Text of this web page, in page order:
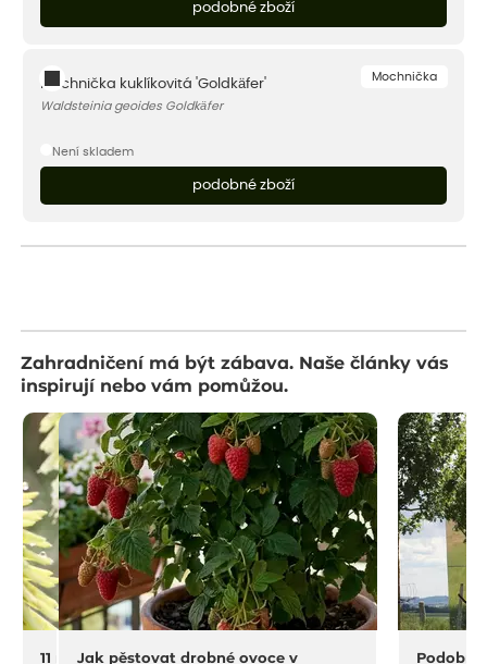
podobné zboží
Mochnička
Mochnička kuklíkovitá 'Goldkäfer'
Waldsteinia geoides Goldkäfer
Není skladem
podobné zboží
Zahradničení má být zábava. Naše články vás
inspirují nebo vám pomůžou.
11 na rostliny do sucha a horka
Jak pěstovat drobné ovoce v